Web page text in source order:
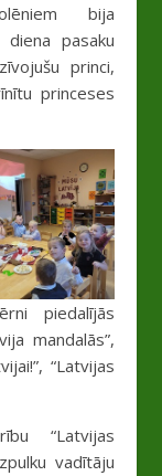
bija
pasaku
princi,
princeses
piedalījās
mandalās”,
“Latvijas
“Latvijas
vadītāju